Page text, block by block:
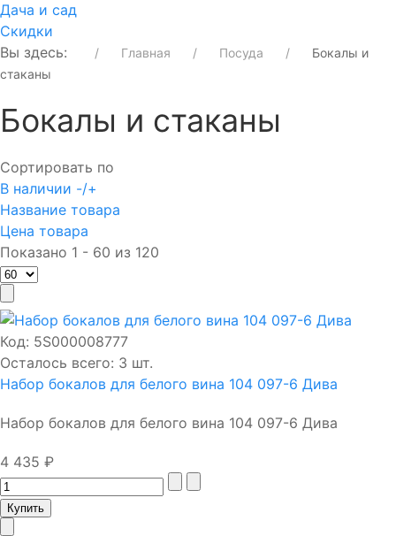
Дача и сад
Скидки
Вы здесь:
Главная Посуда
Бокалы и
стаканы
Бокалы и стаканы
Сортировать по
В наличии -/+
Название товара
Цена товара
Показано 1 - 60 из 120
Код: 5S000008777
Осталось всего: 3 шт.
Набор бокалов для белого вина 104 097-6 Дива
Набор бокалов для белого вина 104 097-6 Дива
4 435 ₽